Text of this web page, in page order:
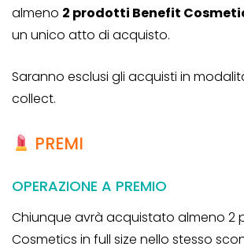
almeno 2 prodotti Benefit
un unico atto di acquisto.
Saranno esclusi gli acquisti in
collect.
PREMI
OPERAZIONE A PREMIO
Chiunque avrà acquistato almeno 2
Cosmetics in full size nello stesso